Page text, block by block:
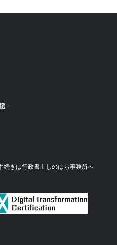
続きは行政書士しのはら事務所へ